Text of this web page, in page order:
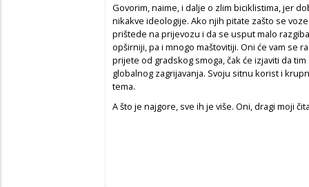
Govorim, naime, i dalje o zlim biciklistima, jer
nikakve ideologije. Ako njih pitate zašto se
prištede na prijevozu i da se usput malo
opširniji, pa i mnogo maštovitiji. Oni će vam se
prijete od gradskog smoga, čak će izjaviti da
globalnog zagrijavanja. Svoju sitnu korist i
tema.
A što je najgore, sve ih je više. Oni, dragi moji